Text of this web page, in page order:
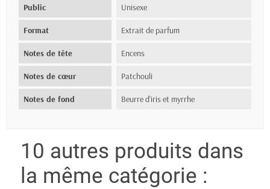
Public Unisexe
Format Extrait de parfum
Notes de tête Encens
Notes de cœur Patchouli
Notes de fond Beurre d'iris et myrrhe
10 autres produits dans
la même catégorie :